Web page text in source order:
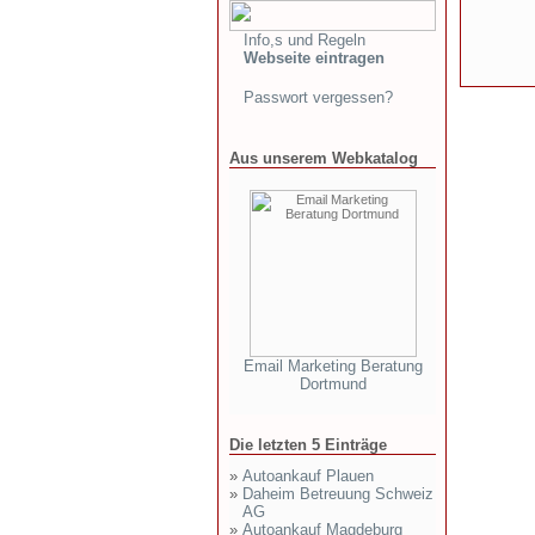
Info,s und Regeln
Webseite eintragen
Passwort vergessen?
Aus unserem Webkatalog
Email Marketing Beratung
Dortmund
Die letzten 5 Einträge
» Autoankauf Plauen
» Daheim Betreuung Schweiz
AG
» Autoankauf Magdeburg